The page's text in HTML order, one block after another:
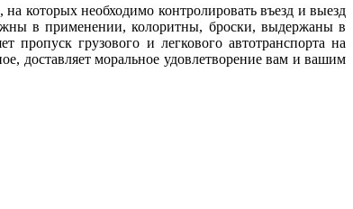
которых необходимо контролировать въезд и выезд
в применении, колоритны, броски, выдержаны в
пропуск грузового и легкового автотранспорта на
доставляет моральное удовлетворение вам и вашим